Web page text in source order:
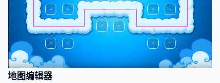
地图编辑器